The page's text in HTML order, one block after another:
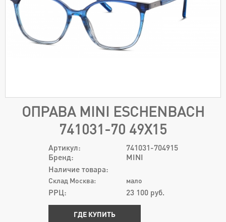
ОПРАВА MINI ESCHENBACH
741031-70 49Х15
Артикул:
741031-704915
Бренд:
MINI
Наличие товара:
Склад Москва: мало
РРЦ: 23 100 руб.
ГДЕ КУПИТЬ